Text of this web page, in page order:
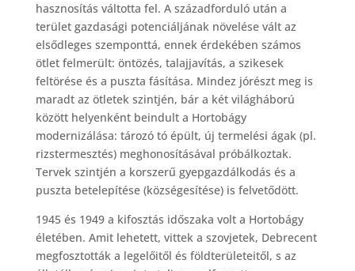
hasznosítás váltotta fel. A századforduló után a
terület gazdasági potenciáljának növelése vált az
elsődleges szemponttá, ennek érdekében számos
ötlet felmerült: öntözés, talajjavítás, a szikesek
feltörése és a puszta fásítása. Mindez jórészt meg is
maradt az ötletek szintjén, bár a két világháború
között helyenként beindult a Hortobágy
modernizálása: tározó tó épült, új termelési ágak (pl.
rizstermesztés) meghonosításával próbálkoztak.
Tervek szintjén a korszerű gyepgazdálkodás és a
puszta betelepítése (községesítése) is felvetődött.
1945 és 1949 a kifosztás időszaka volt a Hortobágy
életében. Amit lehetett, vittek a szovjetek, Debrecent
megfosztották a legelőitől és földterületeitől, s az